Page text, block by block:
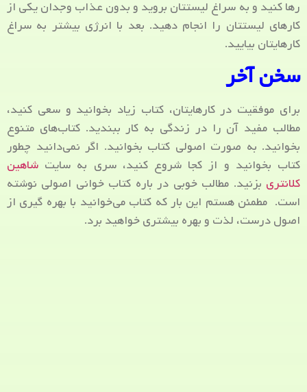
رها کنید و به سراغ لیستتان بروید و بدون عذاب وجدان یکی از
کارهای لیستتان را انجام دهید. بعد با انرژی بیشتر به سراغ
کارهایتان بیایید.
سخن آخر
برای موفقیت در کارهایتان، کتاب زیاد بخوانید و سعی کنید،
مطالب مفید آن را در زندگی به کار ببندید. کتاب‌های متنوع
بخوانید. به صورت اصولی کتاب بخوانید. اگر نمی‌دانید چطور
کتاب بخوانید و از کجا شروع کنید، سری به سایت شاهین
کلانتری بزنید. مطالب خوبی در باره کتاب خوانی اصولی نوشته
است. مطمئن هستم این بار که کتاب می‌خوانید با بهره گیری از
اصول درست، لذت و بهره بیشتری خواهید برد.